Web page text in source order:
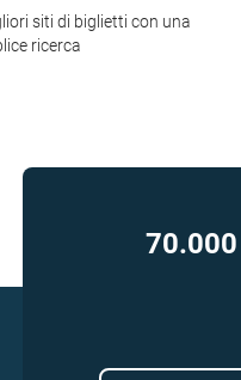
siti di biglietti con una
ricerca
70.000